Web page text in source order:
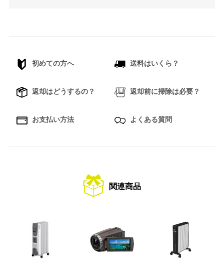
初めての方へ 送料はいくら？
返却はどうするの？ 返却前に掃除は必要？
お支払い方法 よくある質問
関連商品